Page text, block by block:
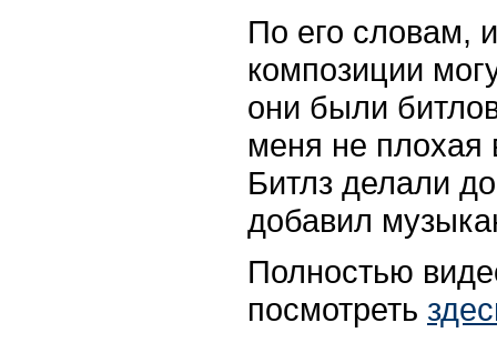
По его словам,
композиции
они были
меня не
Битлз делали
добавил
Полностью
посмотреть